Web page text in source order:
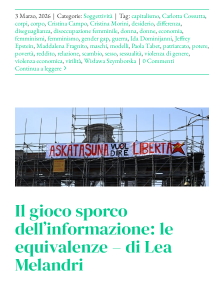
3 Marzo, 2026 | Categorie:Soggettività | Tag:capitalismo,Carlotta Cossutta,
corpi,corpo,Cristina Campo,Cristina Morini,desiderio,differenza,
diseguaglianza,disoccupazione femminile,donna,donne,economia,
femminismi,femminismo,gender gap,guerra,Ida Dominijanni,Jeffrey
Epstein,Maddalena Fragnito,maschi,modelli,Paola Tabet,patriarcato,potere,
povertà,reddito,relazione,scambio,sesso,sessualità,violenza di genere,
violenza economica,virilità,Wisława Szymborska | 0 Commenti
Continua a leggere
Il gioco sporco
dell’informazione: le
equivalenze – di Lea
Melandri